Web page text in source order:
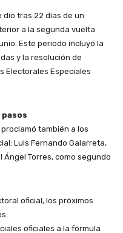
dio tras 22 días de un
a la segunda vuelta
Este periodo incluyó la
y la resolución de
Electorales Especiales
también a los
Luis Fernando Galarreta,
Torres, como segundo
oficial, los próximos
oficiales a la fórmula